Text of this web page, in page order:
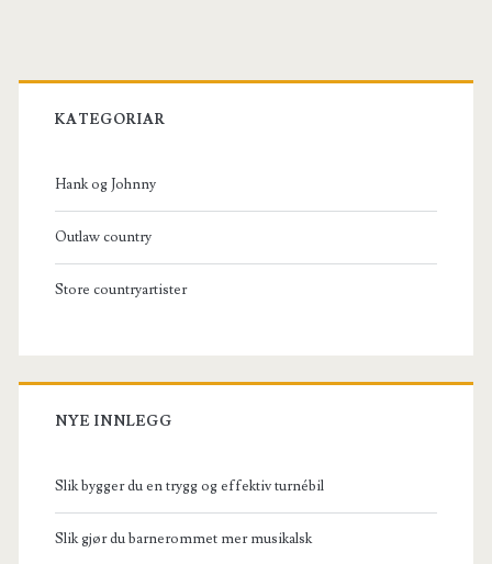
Primary
Sidebar
KATEGORIAR
Hank og Johnny
Outlaw country
Store countryartister
NYE INNLEGG
Slik bygger du en trygg og effektiv turnébil
Slik gjør du barnerommet mer musikalsk